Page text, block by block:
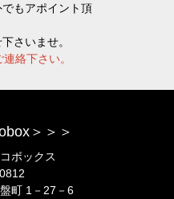
もアポイント頂
さいませ。
絡下さい。
＞＞＞
ボックス
町 1－27－6